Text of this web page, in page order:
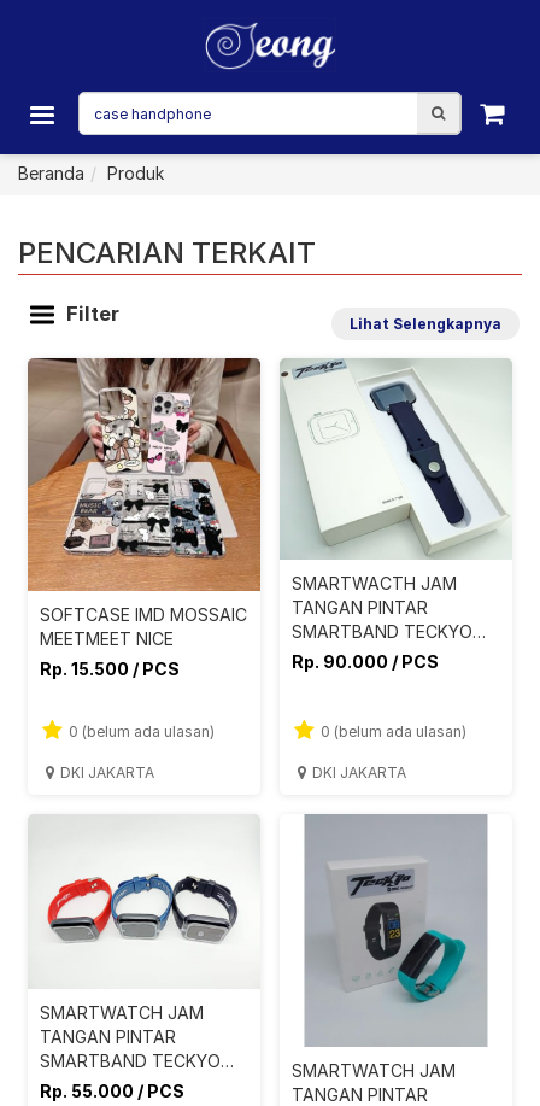
Beranda Produk
PENCARIAN TERKAIT
Filter
SOFTCASE IMD MOSSAIC
MEETMEET NICE
Rp. 15.500 / PCS
0 (belum ada ulasan)
DKI JAKARTA
SMARTWACTH JAM
TANGAN PINTAR
SMARTBAND TECKYO
778B
Rp. 90.000 / PCS
0 (belum ada ulasan)
DKI JAKARTA
SMARTWATCH JAM
TANGAN PINTAR
SMARTBAND TECKYO
777B
Rp. 55.000 / PCS
SMARTWATCH JAM
TANGAN PINTAR
Lihat Selengkapnya